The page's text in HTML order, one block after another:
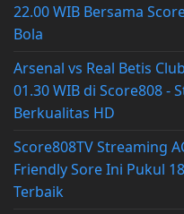
22.00 WIB Bersama
Bola
Arsenal vs Real Betis
01.30 WIB di Score808 -
Berkualitas HD
Score808TV Streaming
Friendly Sore Ini Pukul
Terbaik